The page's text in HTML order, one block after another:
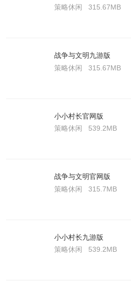
策略休闲
315.67MB
战争与文明九游版
策略休闲
315.67MB
小小村长官网版
策略休闲
539.2MB
战争与文明官网版
策略休闲
315.7MB
小小村长九游版
策略休闲
539.2MB